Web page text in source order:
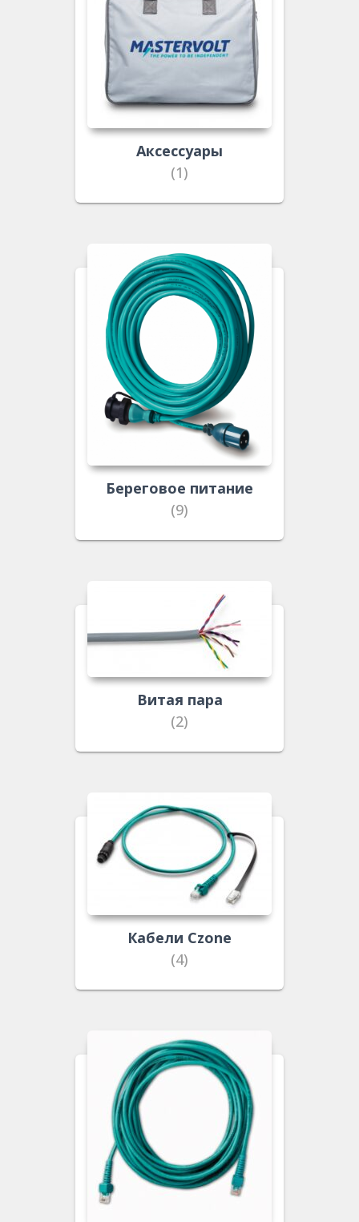
Аксессуары
(1)
Береговое питание
(9)
Витая пара
(2)
Кабели Czone
(4)